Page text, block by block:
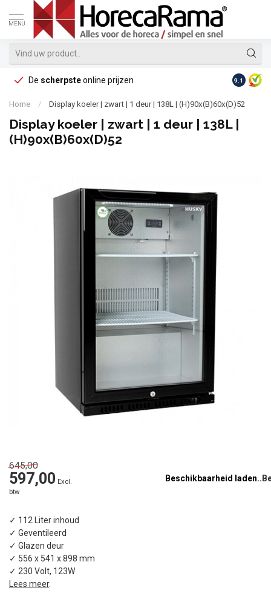
MENU
De scherpsteonline prijzen Op
9.1
Home / Display koeler | zwart | 1 deur | 138L | (H)90x(B)60x(D)52
Display koeler | zwart | 1 deur | 138L |
(H)90x(B)60x(D)52
645,00
597,00 Excl.
btw
Beschikbaarheid laden..
✓ 112 Liter inhoud
✓ Geventileerd
✓ Glazen deur
✓ 556 x 541 x 898 mm
✓ 230 Volt, 123W
Lees meer.